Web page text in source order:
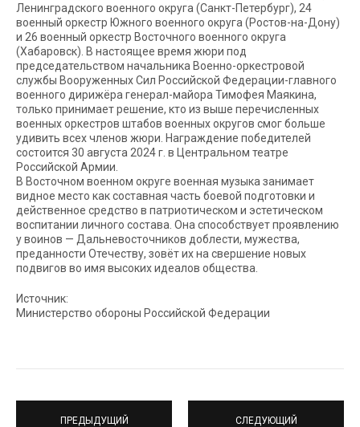
Ленинградского военного округа (Санкт-Петербург), 24
военный оркестр Южного военного округа (Ростов-на-Дону)
и 26 военный оркестр Восточного военного округа
(Хабаровск). В настоящее время жюри под
председательством начальника Военно-оркестровой
службы Вооруженных Сил Российской Федерации-главного
военного дирижёра генерал-майора Тимофея Маякина,
только принимает решение, кто из выше перечисленных
военных оркестров штабов военных округов смог больше
удивить всех членов жюри. Награждение победителей
состоится 30 августа 2024 г. в Центральном театре
Российской Армии.
В Восточном военном округе военная музыка занимает
видное место как составная часть боевой подготовки и
действенное средство в патриотическом и эстетическом
воспитании личного состава. Она способствует проявлению
у воинов — Дальневосточников доблести, мужества,
преданности Отечеству, зовёт их на свершение новых
подвигов во имя высоких идеалов общества.
Источник:
Министерство обороны Российской Федерации
ПРЕДЫДУЩИЙ СЛЕДУЮЩИЙ